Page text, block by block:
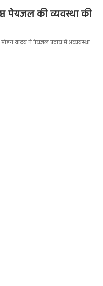
पेयजल की व्यवस्था की
यादव ने पेयजल प्रदाय में अव्यवस्था